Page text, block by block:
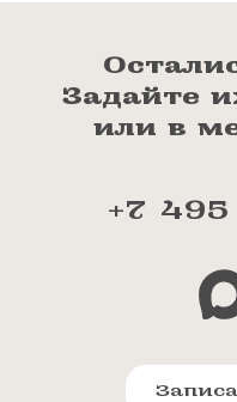
Задайте
или в
+7